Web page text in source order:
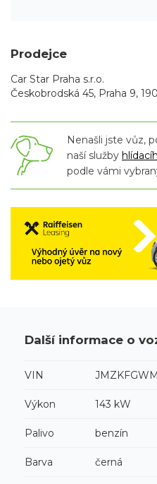
Prodejce
Car Star Praha s.r.o.
Českobrodská 45, Praha 9,
Nenašli jste vůz,
naší služby
podle vámi
Další informace o
VIN
Výkon 143 kW
Palivo benzín
Barva černá